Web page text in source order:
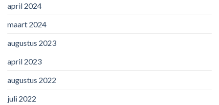
april 2024
maart 2024
augustus 2023
april 2023
augustus 2022
juli 2022